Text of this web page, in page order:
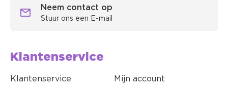
Neem contact op
Stuur ons een E-mail
Klantenservice
Klantenservice Mijn account